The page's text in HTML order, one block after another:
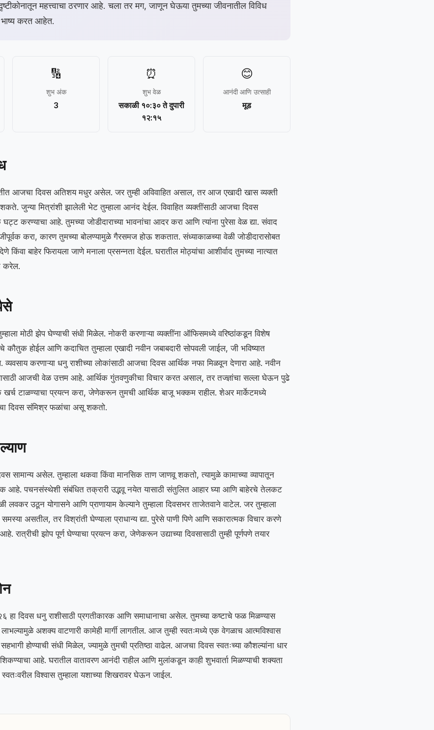
दृष्टीकोनातून महत्त्वाचा ठरणार आहे. चला तर मग, जाणून घेऊया तुमच्या जीवनातील विविध
करत आहेत.
🔢
शुभ अंक
3
⏰
शुभ वेळ
सकाळी १०:३० ते दुपारी
१२:१५
😊
आनंदी आणि उत्साही
मूड
आजचा दिवस अतिशय मधुर असेल. जर तुम्ही अविवाहित असाल, तर आज एखादी खास व्यक्ती
जुन्या मित्रांशी झालेली भेट तुम्हाला आनंद देईल. विवाहित व्यक्तींसाठी आजचा दिवस
करण्याचा आहे. तुमच्या जोडीदाराच्या भावनांचा आदर करा आणि त्यांना पुरेसा वेळ द्या. संवाद
करा, कारण तुमच्या बोलण्यामुळे गैरसमज होऊ शकतात. संध्याकाळच्या वेळी जोडीदारासोबत
किंवा बाहेर फिरायला जाणे मनाला प्रसन्नता देईल. घरातील मोठ्यांचा आशीर्वाद तुमच्या नात्यात
करेल.
मोठी झेप घेण्याची संधी मिळेल. नोकरी करणाऱ्या व्यक्तींना ऑफिसमध्ये वरिष्ठांकडून विशेष
कौतुक होईल आणि कदाचित तुम्हाला एखादी नवीन जबाबदारी सोपवली जाईल, जी भविष्यात
व्यवसाय करणाऱ्या धनु राशीच्या लोकांसाठी आजचा दिवस आर्थिक नफा मिळवून देणारा आहे. नवीन
आजची वेळ उत्तम आहे. आर्थिक गुंतवणुकीचा विचार करत असाल, तर तज्ज्ञांचा सल्ला घेऊन पुढे
टाळण्याचा प्रयत्न करा, जेणेकरून तुमची आर्थिक बाजू भक्कम राहील. शेअर मार्केटमध्ये
दिवस संमिश्र फळांचा असू शकतो.
सामान्य असेल. तुम्हाला थकवा किंवा मानसिक ताण जाणवू शकतो, त्यामुळे कामाच्या व्यापातून
आहे. पचनसंस्थेशी संबंधित तक्रारी उद्भवू नयेत यासाठी संतुलित आहार घ्या आणि बाहेरचे तेलकट
लवकर उठून योगासने आणि प्राणायाम केल्याने तुम्हाला दिवसभर ताजेतवाने वाटेल. जर तुम्हाला
समस्या असतील, तर विश्रांती घेण्याला प्राधान्य द्या. पुरेसे पाणी पिणे आणि सकारात्मक विचार करणे
रात्रीची झोप पूर्ण घेण्याचा प्रयत्न करा, जेणेकरून उद्याच्या दिवसासाठी तुम्ही पूर्णपणे तयार
हा दिवस धनु राशीसाठी प्रगतीकारक आणि समाधानाचा असेल. तुमच्या कष्टाचे फळ मिळण्यास
अशक्य वाटणारी कामेही मार्गी लागतील. आज तुम्ही स्वतःमध्ये एक वेगळाच आत्मविश्वास
होण्याची संधी मिळेल, ज्यामुळे तुमची प्रतिष्ठा वाढेल. आजचा दिवस स्वतःच्या कौशल्यांना धार
आहे. घरातील वातावरण आनंदी राहील आणि मुलांकडून काही शुभवार्ता मिळण्याची शक्यता
विश्वास तुम्हाला यशाच्या शिखरावर घेऊन जाईल.